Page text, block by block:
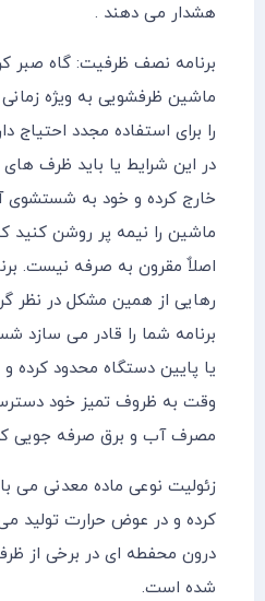
هشدار می دهند .
برنامه نصف ظرفیت: گاه صبر
ماشین ظرفشویی به ویژه
را برای استفاده مجدد احتیاج
در این شرایط یا باید ظرف
خارج کرده و خود به شستشوی
ماشین را نیمه پر روشن کنید
اصلاٌ مقرون به صرفه نیست.
رهایی از همین مشکل در نظر
برنامه شما را قادر می سازد
یا پایین دستگاه محدود کرده
وقت به ظروف تمیز خود
مصرف آب و برق صرفه جویی
زئولیت نوعی ماده معدنی می
کرده و در عوض حرارت تولید
درون محفطه ای در برخی از
شده است.